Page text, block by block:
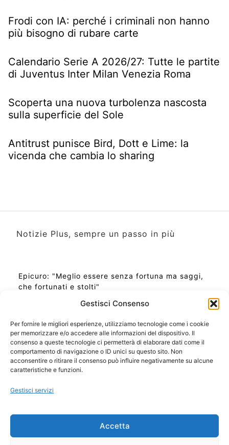
Gestisci Consenso
Per fornire le migliori esperienze, utilizziamo tecnologie come i cookie
per memorizzare e/o accedere alle informazioni del dispositivo. Il
consenso a queste tecnologie ci permetterà di elaborare dati come il
comportamento di navigazione o ID unici su questo sito. Non
acconsentire o ritirare il consenso può influire negativamente su alcune
caratteristiche e funzioni.
Gestisci servizi
Accetta
Frodi con IA: perché i criminali non hanno
più bisogno di rubare carte
Calendario Serie A 2026/27: Tutte le partite
di Juventus Inter Milan Venezia Roma
Scoperta una nuova turbolenza nascosta
sulla superficie del Sole
Antitrust punisce Bird, Dott e Lime: la
vicenda che cambia lo sharing
Notizie Plus, sempre un passo in più
Epicuro: "Meglio essere senza fortuna ma saggi,
che fortunati e stolti"
Ora Esatta in Italia in questo momento
Ti Senti Strano Ultimamente? Potrebbe Essere per
la Risonanza di Schumann
Come Sapere Se Stai Ascendendo alla Quinta
Copyright 2026 NotiziePlus.com